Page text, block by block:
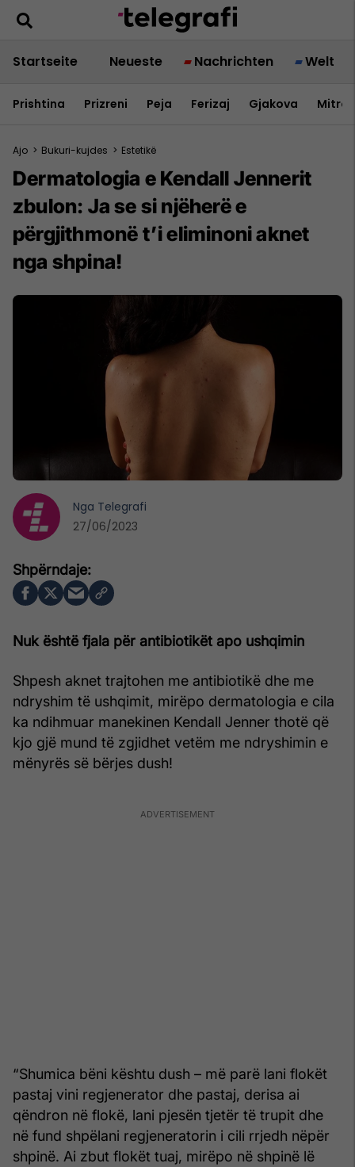
Startseite Neueste Nachrichten Welt
Prishtina Prizreni Peja Ferizaj Gjakova
Ajo > Bukuri-kujdes > Estetikë
Dermatologia e Kendall Jennerit
zbulon: Ja se si njëherë e
përgjithmonë t’i eliminoni aknet
nga shpina!
Nuk është fjala për antibiotikët apo ushqimin
Shpesh aknet trajtohen me antibiotikë dhe me
ndryshim të ushqimit, mirëpo dermatologia e cila
ka ndihmuar manekinen Kendall Jenner thotë që
kjo gjë mund të zgjidhet vetëm me ndryshimin e
mënyrës së bërjes dush!
“Shumica bëni kështu dush – më parë lani flokët
pastaj vini regjenerator dhe pastaj, derisa ai
qëndron në flokë, lani pjesën tjetër të trupit dhe
në fund shpëlani regjeneratorin i cili rrjedh nëpër
shpinë. Ai zbut flokët tuaj, mirëpo në shpinë lë
Nga Telegrafi
27/06/2023